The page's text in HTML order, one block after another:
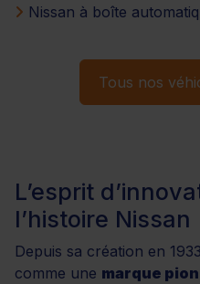
Nissan à boîte
Tous nos
L’esprit
l’histoire Nissan
Depuis sa création en
comme une marque